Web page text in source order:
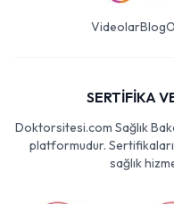
VideolarBlog
SERTİFİKA
Doktorsitesi.com Sağlık
platformudur.
sağlık